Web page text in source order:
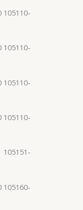
105110-
105110-
105110-
105110-
105151-
105160-